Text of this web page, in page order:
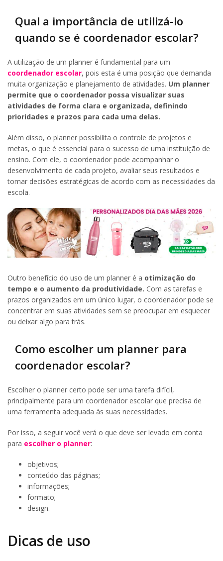
Qual a importância de utilizá-lo
quando se é coordenador escolar?
A utilização de um planner é fundamental para um
coordenador escolar, pois esta é uma posição que demanda
muita organização e planejamento de atividades. Um planner
permite que o coordenador possa visualizar suas
atividades de forma clara e organizada, definindo
prioridades e prazos para cada uma delas.
Além disso, o planner possibilita o controle de projetos e
metas, o que é essencial para o sucesso de uma instituição de
ensino. Com ele, o coordenador pode acompanhar o
desenvolvimento de cada projeto, avaliar seus resultados e
tomar decisões estratégicas de acordo com as necessidades da
escola.
Outro benefício do uso de um planner é a otimização do
tempo e o aumento da produtividade. Com as tarefas e
prazos organizados em um único lugar, o coordenador pode se
concentrar em suas atividades sem se preocupar em esquecer
ou deixar algo para trás.
Como escolher um planner para
coordenador escolar?
Escolher o planner certo pode ser uma tarefa difícil,
principalmente para um coordenador escolar que precisa de
uma ferramenta adequada às suas necessidades.
Por isso, a seguir você verá o que deve ser levado em conta
para escolher o planner:
objetivos;
conteúdo das páginas;
informações;
formato;
design.
Dicas de uso